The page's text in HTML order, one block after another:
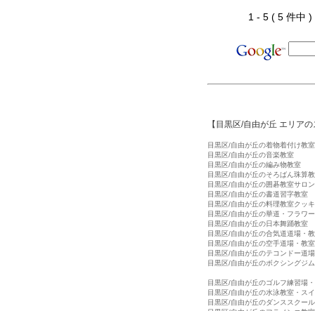
1 - 5 ( 5 件
【目黒区/自由が丘 エリア
目黒区/自由が丘の着物着付け教室
目黒区/自由が丘の音楽教室
目黒区/自由が丘の編み物教室
目黒区/自由が丘のそろばん珠算
目黒区/自由が丘の囲碁教室サロン
目黒区/自由が丘の書道習字教室
目黒区/自由が丘の料理教室クッ
目黒区/自由が丘の華道・フラワ
目黒区/自由が丘の日本舞踊教室
目黒区/自由が丘の合気道道場・
目黒区/自由が丘の空手道場・教室
目黒区/自由が丘のテコンドー道
目黒区/自由が丘のボクシングジ
目黒区/自由が丘のゴルフ練習場
目黒区/自由が丘の水泳教室・ス
目黒区/自由が丘のダンススクー